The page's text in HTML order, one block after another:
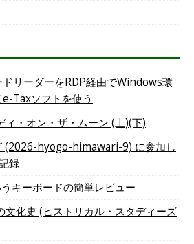
リーダーをRDP経由でWindows環
Taxソフトを使う
ィ・オン・ザ・ムーン (上)(下)
(2026-hyogo-himawari-9) に参加し
録
キーボードの簡単レビュー
文化史 (ヒストリカル・スタディーズ